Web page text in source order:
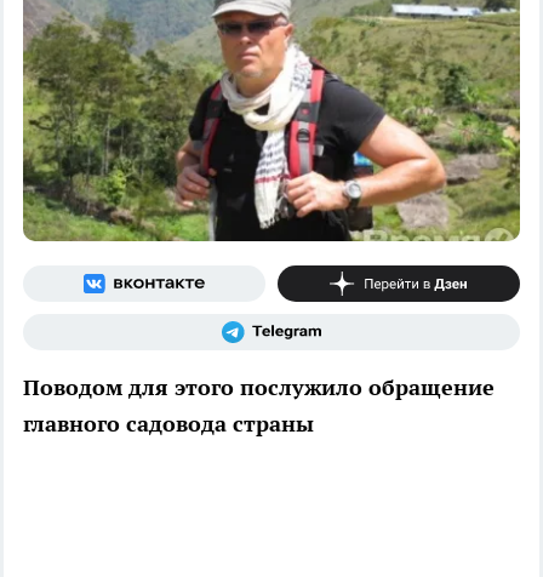
Поводом для этого послужило обращение
главного садовода страны